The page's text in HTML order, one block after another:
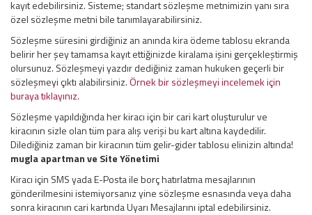
kayıt edebilirsiniz. Sisteme; standart sözleşme metnimizin yanı sıra
özel sözleşme metni bile tanımlayarabilirsiniz.
Sözleşme süresini girdiğiniz an anında kira ödeme tablosu ekranda
belirir her şey tamamsa kayıt ettiğinizde kiralama işini gerçekleştirmiş
olursunuz. Sözleşmeyi yazdır dediğiniz zaman hukuken geçerli bir
sözleşmeyi çıktı alabilirsiniz.Örnek bir sözleşmeyi incelemek için
buraya tıklayınız.
Sözleşme yapıldığında her kiracı için bir cari kart oluşturulur ve
kiracının sizle olan tüm para alış verişi bu kart altına kaydedilir.
Dilediğiniz zaman bir kiracının tüm gelir-gider tablosu elinizin altında!
mugla apartman ve Site Yönetimi
Kiracı için SMS yada E-Posta ile borç hatırlatma mesajlarının
gönderilmesini istemiyorsanız yine sözleşme esnasında veya daha
sonra kiracının cari kartında Uyarı Mesajlarını iptal edebilirsiniz.